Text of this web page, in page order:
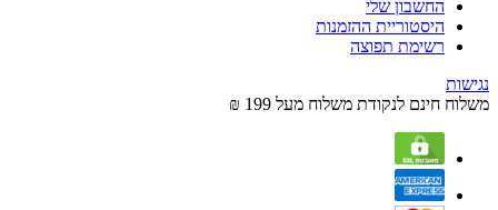
החשבון שלי
היסטוריית ההזמנות
רשימת תפוצה
נגישות
משלוח חינם לנקודת משלוח מעל 199 ₪